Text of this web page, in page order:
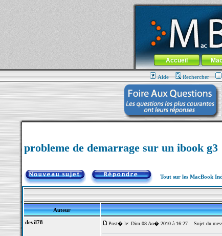
MacBook-fr.com : 100% Apple... 100%
Aller au contenu-Aller au
Menu général
Accueil
Aide Rechercher
probleme de demarrage sur un ibook g3
Tout sur les MacBook
Auteur
devil78
Post� le: Dim 08 Ao� 2010 à 16:27 Sujet du